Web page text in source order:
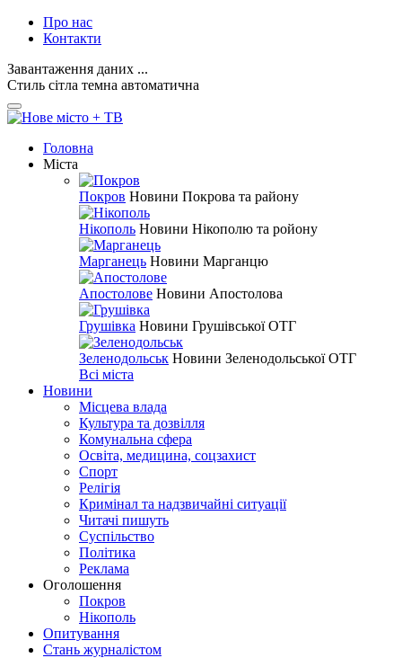
Про нас
Контакти
Завантаження даних ...
Стиль сітла темна автоматична
Головна
Міста
Покров Новини Покрова та району
Нікополь Новини Нікополю та ройону
Марганець Новини Марганцю
Апостолове Новини Апостолова
Грушівка Новини Грушівської ОТГ
Зеленодольськ Новини Зеленодольської ОТГ
Всі міста
Новини
Місцева влада
Культура та дозвілля
Комунальна сфера
Освіта, медицина, соцзахист
Спорт
Релігія
Кримінал та надзвичайні ситуації
Читачі пишуть
Суспільство
Політика
Реклама
Оголошення
Покров
Нікополь
Опитування
Стань журналістом